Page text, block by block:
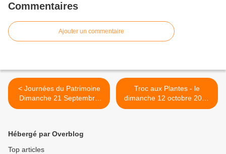
Commentaires
Ajouter un commentaire
< Journées du Patrimoine
Dimanche 21 Septembre
2014
Troc aux Plantes - le
dimanche 12 octobre 2014
>
Hébergé par Overblog
Top articles